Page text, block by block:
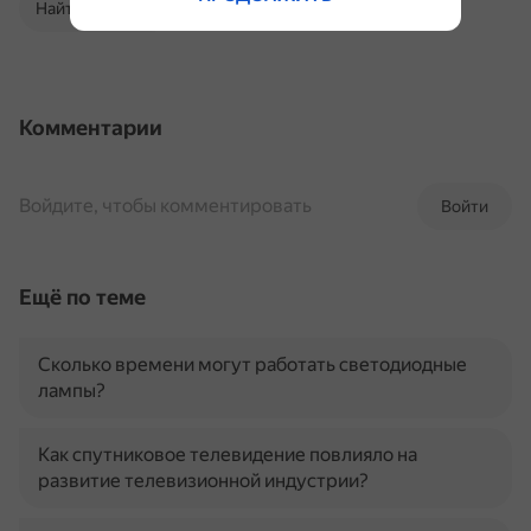
Найти в Поиске
Комментарии
Войти
Войдите, чтобы комментировать
Ещё по теме
Сколько времени могут работать светодиодные
лампы?
Как спутниковое телевидение повлияло на
развитие телевизионной индустрии?